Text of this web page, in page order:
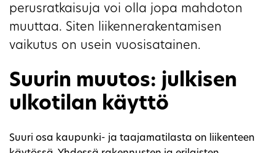
perusratkaisuja voi olla jopa mahdoton
muuttaa. Siten liikennerakentamisen
vaikutus on usein vuosisatainen.
Suurin muutos: julkisen
ulkotilan käyttö
Suuri osa kaupunki- ja taajamatilasta on liikenteen